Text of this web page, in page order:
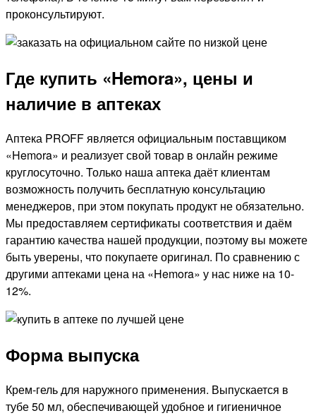
проконсультируют.
Где купить «Hemora», цены и
наличие в аптеках
Аптека PROFF является официальным поставщиком
«Hemora» и реализует свой товар в онлайн режиме
круглосуточно. Только наша аптека даёт клиентам
возможность получить бесплатную консультацию
менеджеров, при этом покупать продукт не обязательно.
Мы предоставляем сертификаты соответствия и даём
гарантию качества нашей продукции, поэтому вы можете
быть уверены, что покупаете оригинал. По сравнению с
другими аптеками цена на «Hemora» у нас ниже на 10-
12%.
Форма выпуска
Крем-гель для наружного применения. Выпускается в
тубе 50 мл, обеспечивающей удобное и гигиеничное